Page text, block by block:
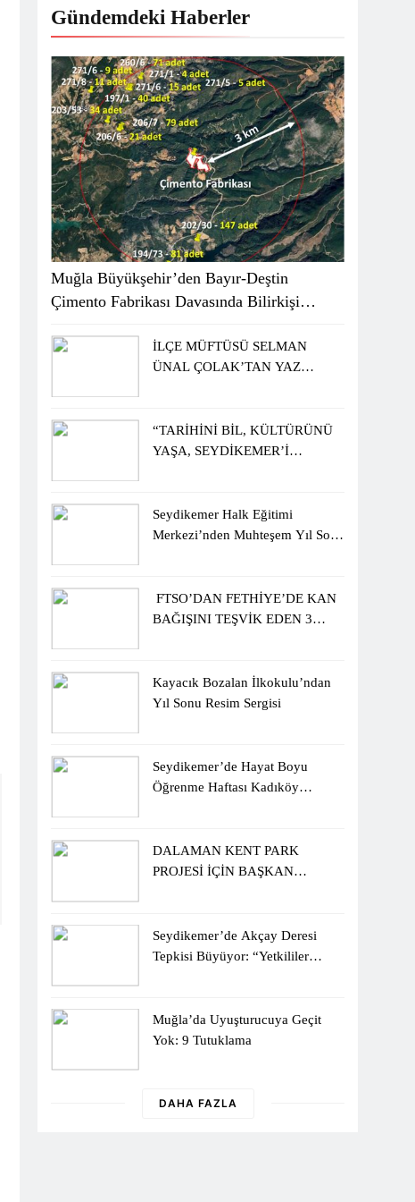
Gündemdeki Haberler
Muğla Büyükşehir’den Bayır-Deştin
Çimento Fabrikası Davasında Bilirkişi
İLÇE MÜFTÜSÜ SELMAN
ÜNAL ÇOLAK’TAN YAZ
“TARİHİNİ BİL, KÜLTÜRÜNÜ
YAŞA, SEYDİKEMER’İ
Seydikemer Halk Eğitimi
Merkezi’nden Muhteşem Yıl Sonu
FTSO’DAN FETHİYE’DE KAN
BAĞIŞINI TEŞVİK EDEN 3
Kayacık Bozalan İlkokulu’ndan
Yıl Sonu Resim Sergisi
Seydikemer’de Hayat Boyu
Öğrenme Haftası Kadıköy
DALAMAN KENT PARK
PROJESİ İÇİN BAŞKAN
Seydikemer’de Akçay Deresi
Tepkisi Büyüyor: “Yetkililer
Muğla’da Uyuşturucuya Geçit
Yok: 9 Tutuklama
DAHA FAZLA